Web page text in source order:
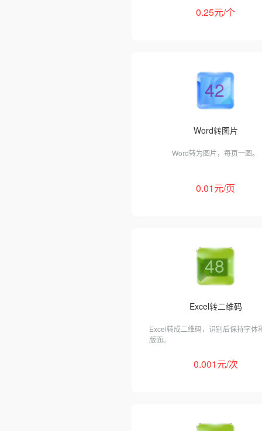
0.25元/个
42
Word转图片
Word转为图片，每页一图。
0.01元/页
48
Excel转二维码
Excel转成二维码，识别后保持字体
版面。
0.001元/次